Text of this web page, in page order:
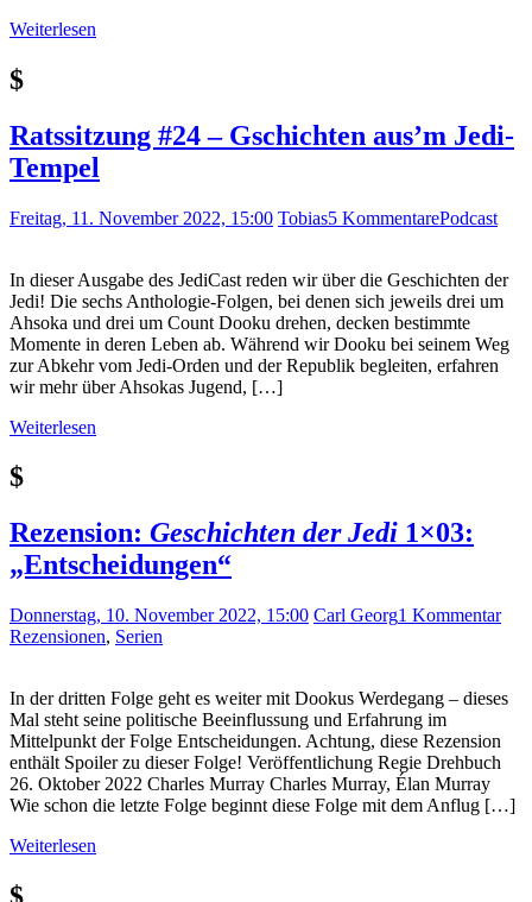
Weiterlesen
$
Ratssitzung #24 – Gschichten aus’m Jedi-
Tempel
Freitag, 11. November 2022, 15:00 Tobias5 KommentarePodcast
In dieser Ausgabe des JediCast reden wir über die Geschichten der
Jedi! Die sechs Anthologie-Folgen, bei denen sich jeweils drei um
Ahsoka und drei um Count Dooku drehen, decken bestimmte
Momente in deren Leben ab. Während wir Dooku bei seinem Weg
zur Abkehr vom Jedi-Orden und der Republik begleiten, erfahren
wir mehr über Ahsokas Jugend, […]
Weiterlesen
$
Rezension: Geschichten der Jedi 1×03:
„Entscheidungen“
Donnerstag, 10. November 2022, 15:00 Carl Georg1 Kommentar
Rezensionen, Serien
In der dritten Folge geht es weiter mit Dookus Werdegang – dieses
Mal steht seine politische Beeinflussung und Erfahrung im
Mittelpunkt der Folge Entscheidungen. Achtung, diese Rezension
enthält Spoiler zu dieser Folge! Veröffentlichung Regie Drehbuch
26. Oktober 2022 Charles Murray Charles Murray, Élan Murray
Wie schon die letzte Folge beginnt diese Folge mit dem Anflug […]
Weiterlesen